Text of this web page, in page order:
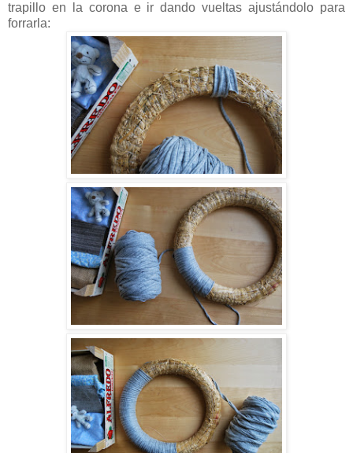
trapillo en la corona e ir dando vueltas ajustándolo para
forrarla: